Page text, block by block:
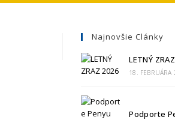
Najnovšie Clánky
LETNÝ
18. FEBRUÁRA
Podporte